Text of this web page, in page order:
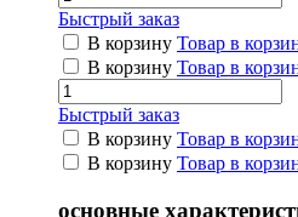
Быстрый заказ
В корзину Товар в
В корзину Товар в
Быстрый заказ
В корзину Товар в
В корзину Товар в
основные